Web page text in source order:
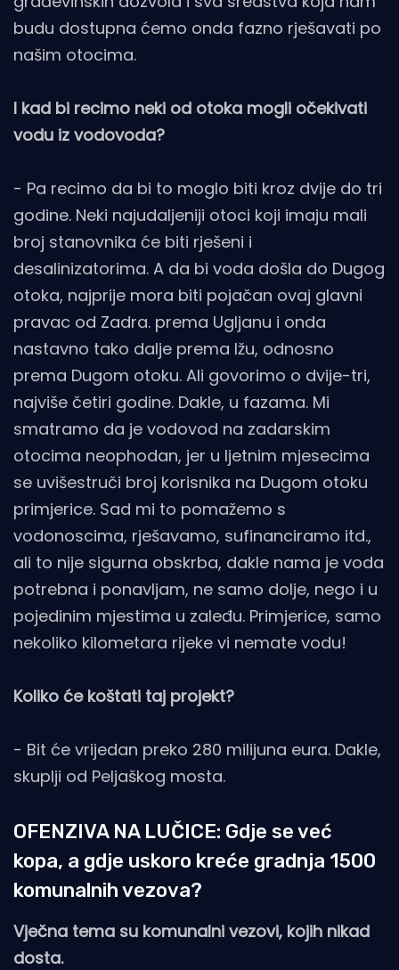
budu dostupna ćemo onda fazno rješavati po
našim otocima.
I kad bi recimo neki od otoka mogli očekivati
vodu iz vodovoda?
- Pa recimo da bi to moglo biti kroz dvije do tri
godine. Neki najudaljeniji otoci koji imaju mali
broj stanovnika će biti rješeni i
desalinizatorima. A da bi voda došla do Dugog
otoka, najprije mora biti pojačan ovaj glavni
pravac od Zadra. prema Ugljanu i onda
nastavno tako dalje prema Ižu, odnosno
prema Dugom otoku. Ali govorimo o dvije-tri,
najviše četiri godine. Dakle, u fazama. Mi
smatramo da je vodovod na zadarskim
otocima neophodan, jer u ljetnim mjesecima
se uvišestruči broj korisnika na Dugom otoku
primjerice. Sad mi to pomažemo s
vodonoscima, rješavamo, sufinanciramo itd.,
ali to nije sigurna obskrba, dakle nama je voda
potrebna i ponavljam, ne samo dolje, nego i u
pojedinim mjestima u zaleđu. Primjerice, samo
nekoliko kilometara rijeke vi nemate vodu!
Koliko će koštati taj projekt?
- Bit će vrijedan preko 280 milijuna eura. Dakle,
skuplji od Peljaškog mosta.
OFENZIVA NA LUČICE: Gdje se već
kopa, a gdje uskoro kreće gradnja 1500
komunalnih vezova?
Vječna tema su komunalni vezovi, kojih nikad
dosta.